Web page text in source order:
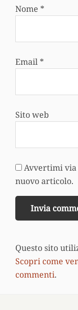
Nome *
Email *
Sito web
Avvertimi
nuovo articolo.
Questo sito
Scopri come
commenti.